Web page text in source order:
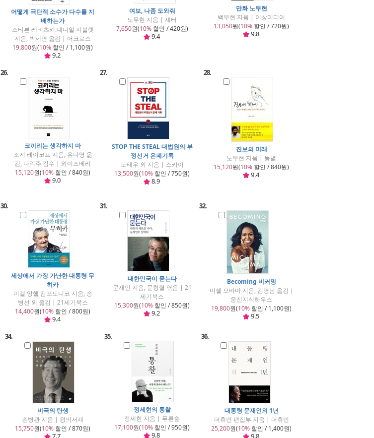
어떻게 극단적 소수가 다수를 지
배하는가
스티븐 레비츠키.대니얼 지블랫
지음, 박세연 옮김 | 어크로스
19,800원(10% 할인 / 1,100원)
9.2
여보, 나좀 도와줘
노무현 지음 | 새터
7,650원(10%할인 / 420원)
9.4
만화 노무현
백무현 지음 | 이상미디어
13,050원(10% 할인 / 720원)
9.8
26.
코끼리는 생각하지 마
조지 레이코프 지음, 유나영 옮
김, 나익주 감수 | 와이즈베리
15,120원(10% 할인 / 840원)
9.0
27.
STOP THE STEAL 대법원의 부
정선거 은폐기록
도태우 외 지음 | 스카이
13,500원(10% 할인 / 750원)
8.9
28.
진보의 미래
노무현 지음 | 동녘
15,120원(10% 할인 / 840원)
9.4
30.
세상에서 가장 가난한 대통령 무
히카
미겔 앙헬 캄포도니코 지음, 송
병선 외 옮김 | 21세기북스
14,400원(10% 할인 / 800원)
9.4
31.
대한민국이 묻는다
문재인 지음, 문형렬 엮음 | 21
세기북스
15,300원(10% 할인 / 850원)
9.2
32.
Becoming 비커밍
미셸 오바마 지음, 김명남 옮김 |
웅진지식하우스
19,800원(10% 할인 / 1,100원)
9.5
34.
비극의 탄생
손병관 지음 | 왕의서재
15,750원(10% 할인 / 870원)
7.7
35.
정세현의 통찰
정세현 지음 | 푸른숲
17,100원(10% 할인 / 950원)
9.8
36.
대통령 문재인의 1년
더휴먼 편집부 지음 | 더휴먼
25,200원(10% 할인 / 1,400원)
9.8